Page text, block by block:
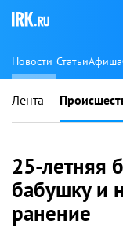
Новости СтатьиАфиша
Лента
25-летняя
бабушку и
ранение